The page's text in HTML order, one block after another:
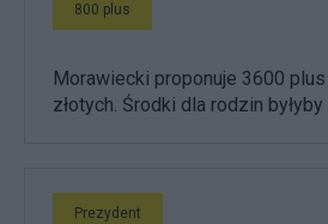
800 plus
Morawiecki proponuje 3600
złotych. Środki dla rodzin
Prezydent